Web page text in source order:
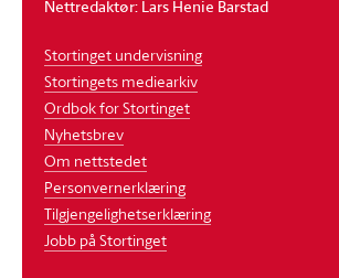
Nettredaktør: Lars Henie Barstad
Stortinget undervisning
Stortingets mediearkiv
Ordbok for Stortinget
Nyhetsbrev
Om nettstedet
Personvernerklæring
Tilgjengelighetserklæring
Jobb på Stortinget